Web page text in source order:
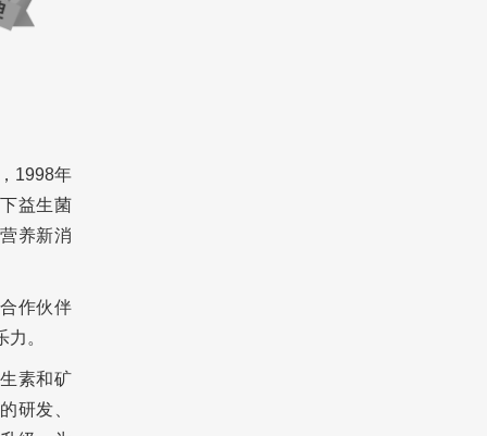
1998年
益生菌
养新消
作伙伴
。
素和矿
研发、